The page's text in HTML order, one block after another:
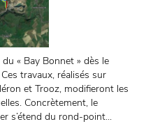
« Bay Bonnet » dès le
travaux, réalisés sur
et Trooz, modifieront les
Concrètement, le
s’étend du rond-point...